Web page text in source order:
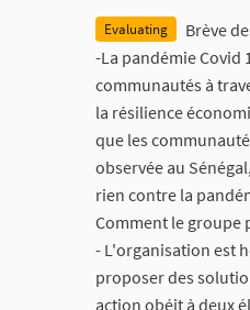
Evaluating
Brève
-La pandémie Covid
communautés à
la résilience
que les
observée au
rien contre la
Comment le groupe
- L'organisation est
proposer des
action obéit à deux